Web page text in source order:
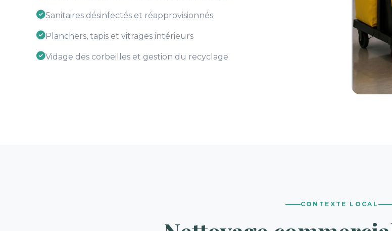
Sanitaires désinfectés et réapprovisionnés
Planchers, tapis et vitrages intérieurs
Vidage des corbeilles et gestion du recyclage
CONTEXTE LOCAL